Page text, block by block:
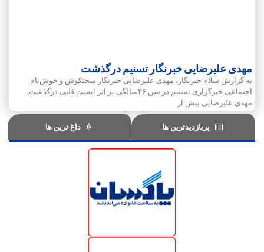
مهدی علیرضایی خبرنگار تسنیم درگذشت
به گزارش سلام خبرنگار، مهدی علیرضایی خبرنگار سختکوش و خوش‌نام
اجتماعی خبرگزاری تسنیم در سن ۴۶سالگی بر اثر ایست قلبی درگذشت.
مهدی علیرضایی بیش از
پربازدیدترین ها داغ ترین ها